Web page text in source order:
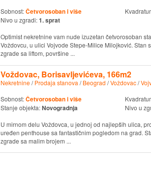
Sobnost:Četvorosoban i više
Nivo u zgradi:1. sprat
Optimist nekretnine vam nude izuzetan četvorosoban
Voždovcu, u ulici Vojvode Stepe-Milice Milojković. Stan
zgrade sa liftom, površine ...
Voždovac, Borisavljevićeva, 166m2
Nekretnine/Prodaja stanova /Beograd /Voždovac/
Sobnost:Četvorosoban i više
Stanje objekta:Novogradnja Nivo u
U mirnom delu Voždovca, u jednoj od najlepših ulica,
uređen penthouse sa fantastičnim pogledom na grad.
zgrade sa malim brojem ...